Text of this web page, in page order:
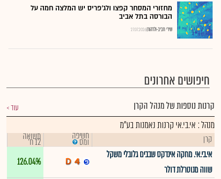
מחזורי המסחר קפצו ולג'פריס יש המלצה חמה על
הבורסה בתל אביב
27.07.2026שירי חביב-ולדהורן
חיפושים אחרונים
קרנות נוספות של מנהל הקרן עוד
מנהל : אי.בי.אי קרנות נאמנות בע"מ
קרן חשיפה
ומס תשואה
12 ח'
אי.בי.אי. מחקה אינדקס שבבים גלובלי משקל
שווה מנוטרלת דולר
126.04%